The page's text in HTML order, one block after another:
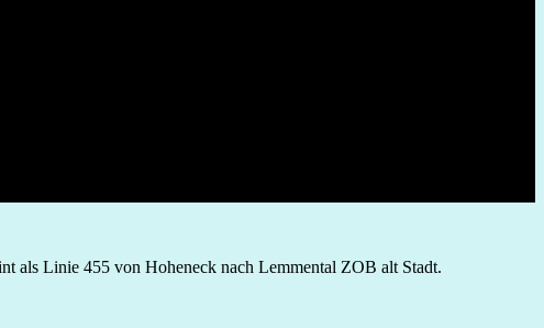
als Linie 455 von Hoheneck nach Lemmental ZOB alt Stadt.